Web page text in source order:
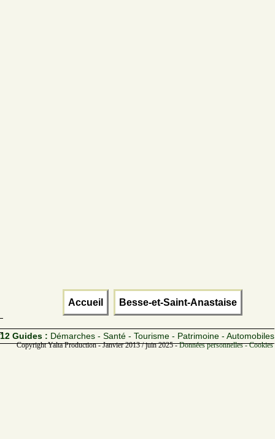
Accueil Besse-et-Saint-Anastaise
12 Guides : Démarches - Santé - Tourisme - Patrimoine - Automobiles
Copyright Yalta Production - Janvier 2013 / juin 2025 -Données personnelles -